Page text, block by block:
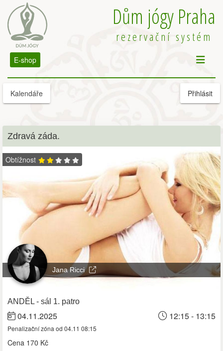
Dům jógy Praha
rezervační systém
E-shop
Kalendáře Přihlásit
Zdravá záda.
Obtížnost
Jana Ricci
ANDĚL - sál 1. patro
04.11.2025 12:15 - 13:15
Penalizační zóna od 04.11 08:15
Cena 170 Kč